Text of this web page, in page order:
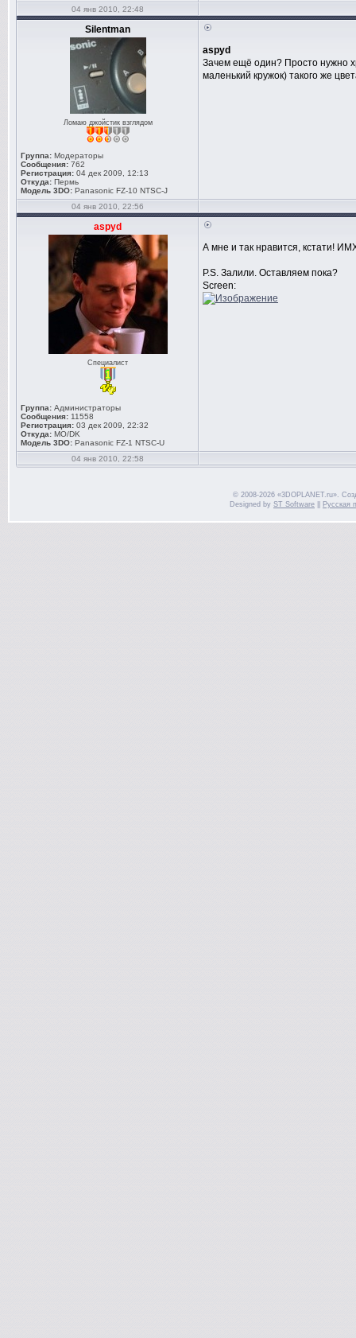
04 янв 2010, 22:48
Silentman
Ломаю джойстик взглядом
Группа: Модераторы
Сообщения: 762
Регистрация: 04 дек 2009, 12:13
Откуда: Пермь
Модель 3DO: Panasonic FZ-10 NTSC-J
aspyd
Зачем ещё один? Просто нужно
маленький кружок) такого же
04 янв 2010, 22:56
aspyd
Специалист
Группа: Администраторы
Сообщения: 11558
Регистрация: 03 дек 2009, 22:32
Откуда: MO/DK
Модель 3DO: Panasonic FZ-1 NTSC-U
А мне и так нравится, кстати!
P.S. Залили. Оставляем пока?
Screen:
04 янв 2010, 22:58
© 2008-2026 «3DOPLANET.ru».
Designed by ST Software Русская